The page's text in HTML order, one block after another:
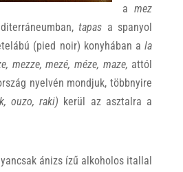
amez
tapas a spanyol
(pied noir) konyhában ala
mezze, mezé, méze, maze, attól
nyelvén mondjuk, többnyire
ouzo, raki) kerül az asztalra a
ánizs ízű alkoholos itallal